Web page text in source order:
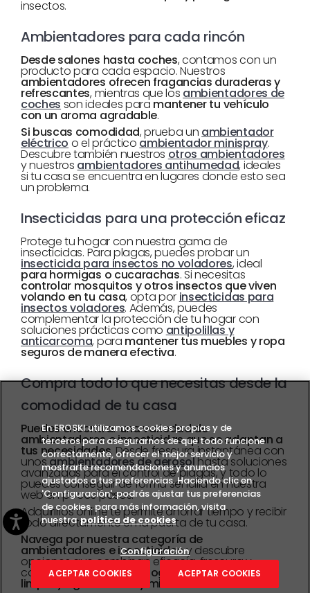
insectos.
Ambientadores para cada rincón
Desde salones hasta coches, contamos con un
producto para cada espacio. Nuestros
ambientadores ofrecen fragancias duraderas y
refrescantes, mientras que los ambientadores de
coches son ideales para mantener tu vehículo
con un aroma agradable.
Si buscas comodidad, prueba un ambientador
eléctrico o el práctico ambientador minispray.
Descubre también nuestros otros ambientadores
y nuestros ambientadores antihumedad, ideales
si tu casa se encuentra en lugares donde esto sea
un problema.
Insecticidas para una protección eficaz
Protege tu hogar con nuestra gama de
insecticidas. Para plagas, puedes probar un
insecticida para insectos no voladores, ideal
para hormigas o cucarachas. Si necesitas
controlar mosquitos y otros insectos que viven
volando en tu casa, opta por insecticidas para
insectos voladores. Además, puedes
complementar la protección de tu hogar con
soluciones prácticas como antipolillas y
anticarcoma, para mantener tus muebles y ropa
seguros de manera efectiva.
Compra todo lo que necesitas desde la
comodidad de tu casa
Puedes encontrar una variedad de
ambientadores e insecticidas que se adaptan a
tus necesidades. Desde frescura instantánea con
unosambientadores de aerosolhasta soluciones
avanzadas para el control de plagas, y todo lo
puedes conseguir de forma sencilla en nuestra
web en pocos pasos.
Adquirirlos online te permite ahorrar tiempo y recibir
todo directamente en la puerta de tu casa.
Navega por nuestra categoría de
ambientadores e insecticidasy descubre
opciones que combinan eficacia, frescura y
comodidad.¡Haz de tu hogar un espacio más
limpio y agradable hoy mismo!
En EROSKI utilizamos cookies propias y de
terceros para asegurarnos de que todo funcione
correctamente, ofrecer el mejor servicio y
mostrarte recomendaciones y anuncios
ajustados a tus preferencias. Haciendo clic en
'Configuración', podrás ajustar tus preferencias
de cookies. para más información, visita
nuestra política de cookies
Configuración
ACEPTAR COOKIES
ACEPTAR COOKIES